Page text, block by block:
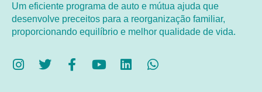
Um eficiente programa de auto e mútua ajuda que
desenvolve preceitos para a reorganização familiar,
proporcionando equilíbrio e melhor qualidade de vida.